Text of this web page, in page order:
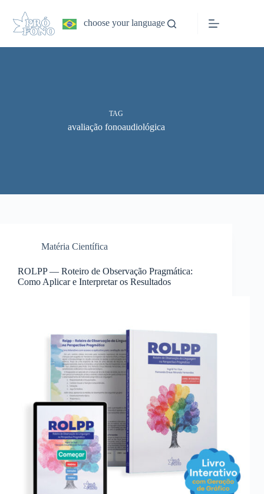
conteúdo
choose your language
TAG
avaliação fonoaudiológica
Matéria Científica
ROLPP — Roteiro de Observação Pragmática:
Como Aplicar e Interpretar os Resultados